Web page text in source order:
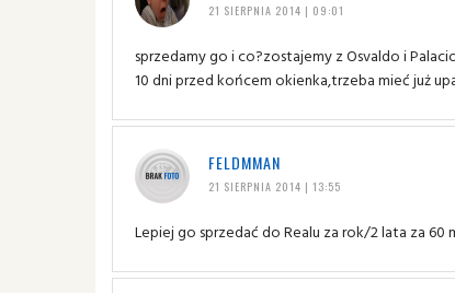
21 SIERPNIA 2014 | 09:01
sprzedamy go i co?zostajemy z Osvaldo i
10 dni przed końcem okienka,trzeba mieć już
FELDMMAN
21 SIERPNIA 2014 | 13:55
Lepiej go sprzedać do Realu za rok/2 lata za 60